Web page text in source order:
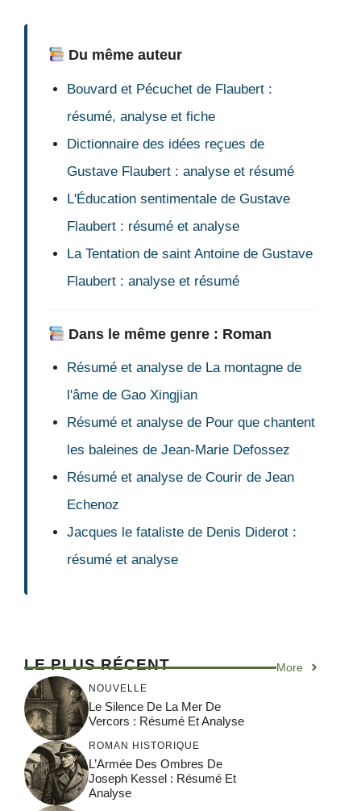
Du même auteur
Bouvard et Pécuchet de Flaubert :
résumé, analyse et fiche
Dictionnaire des idées reçues de
Gustave Flaubert : analyse et résumé
L'Éducation sentimentale de Gustave
Flaubert : résumé et analyse
La Tentation de saint Antoine de Gustave
Flaubert : analyse et résumé
Dans le même genre : Roman
Résumé et analyse de La montagne de
l'âme de Gao Xingjian
Résumé et analyse de Pour que chantent
les baleines de Jean-Marie Defossez
Résumé et analyse de Courir de Jean
Echenoz
Jacques le fataliste de Denis Diderot :
résumé et analyse
LE PLUS RÉCENT More
NOUVELLE
Le Silence De La Mer De
Vercors : Résumé Et Analyse
ROMAN HISTORIQUE
L’Armée Des Ombres De
Joseph Kessel : Résumé Et
Analyse